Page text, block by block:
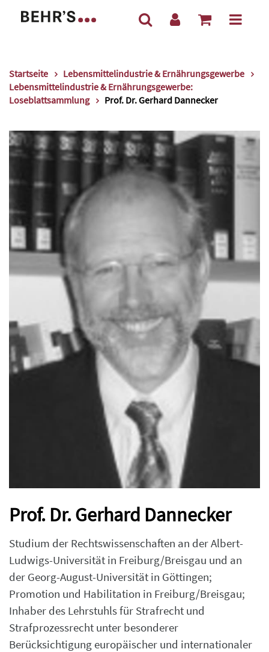
Startseite
Lebensmittelindustrie & Ernährungsgewerbe
Lebensmittelindustrie & Ernährungsgewerbe:
Loseblattsammlung
Prof. Dr. Gerhard Dannecker
Prof. Dr. Gerhard Dannecker
Studium der Rechtswissenschaften an der Albert-
Ludwigs-Universität in Freiburg/Breisgau und an
der Georg-August-Universität in Göttingen;
Promotion und Habilitation in Freiburg/Breisgau;
Inhaber des Lehrstuhls für Strafrecht und
Strafprozessrecht unter besonderer
Berücksichtigung europäischer und internationaler